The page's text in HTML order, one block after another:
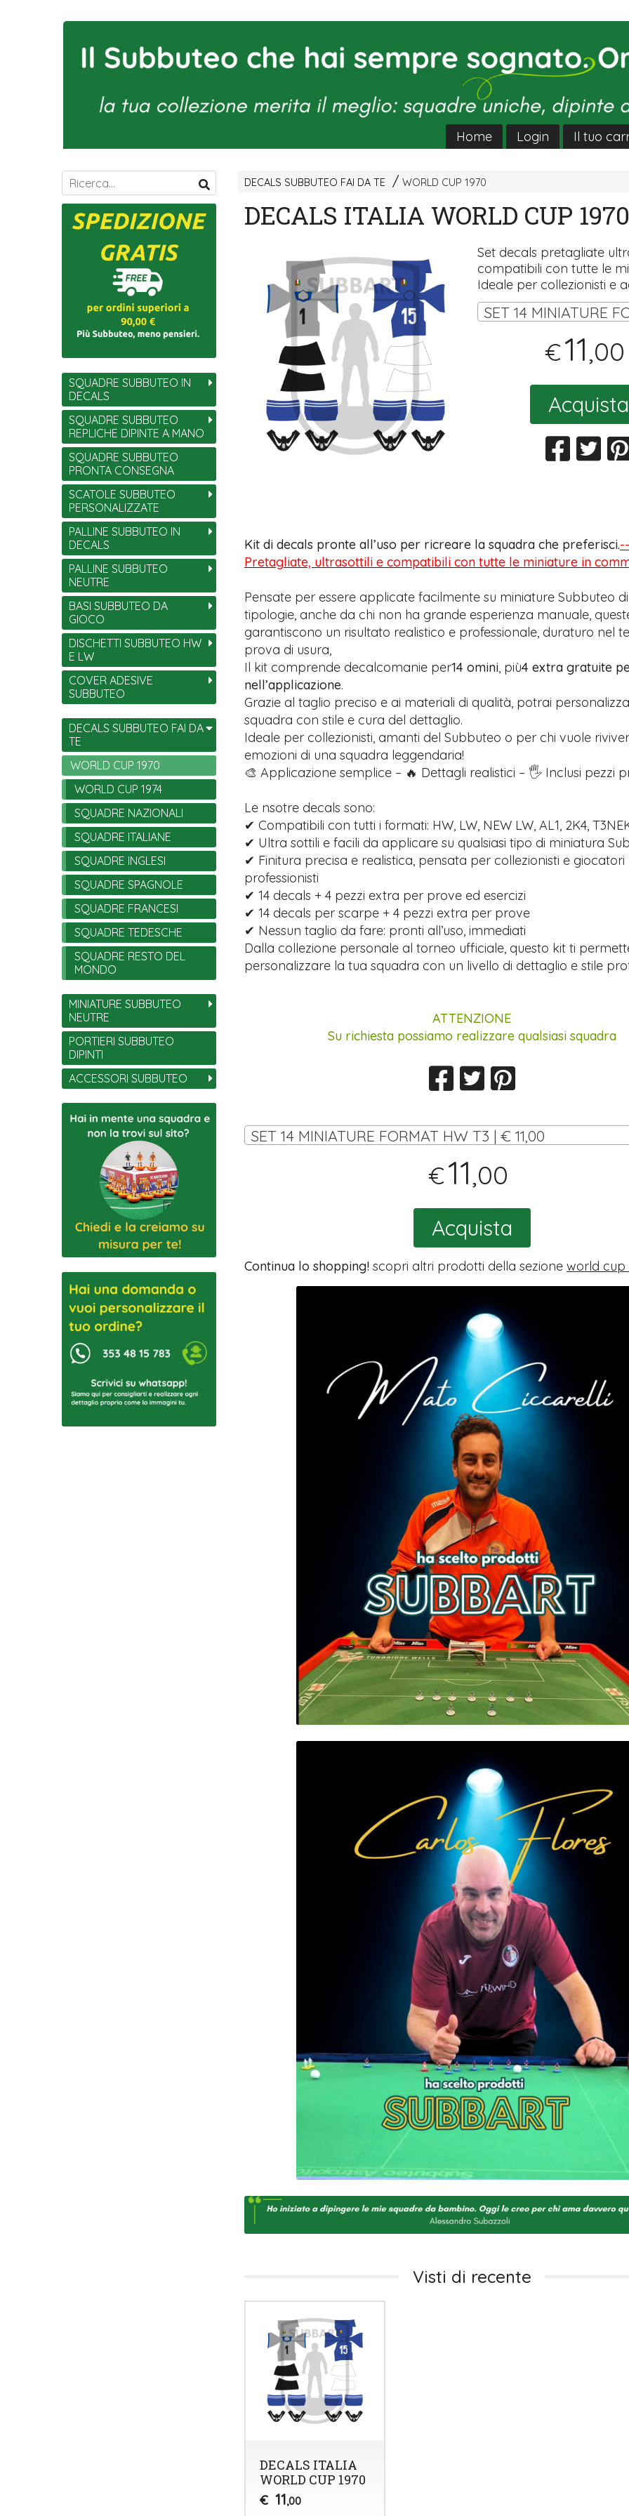
Home Login Il tuo
DECALS SUBBUTEO FAI DA TE WORLD CUP 1970
DECALS ITALIA WORLD CUP 1970
Set decals pretagliate
compatibili con tutte le
Ideale per collezionisti e
€11,00
Acquista
Kit di decals pronte all’uso per ricreare la squadra che preferisci.
Pretagliate, ultrasottili e compatibili con tutte le miniature in
Pensate per essere applicate facilmente su miniature Subbuteo
tipologie, anche da chi non ha grande esperienza manuale,
garantiscono un risultato realistico e professionale, duraturo nel
prova di usura,
Il kit comprende decalcomanie per14 omini, più4 extra gratuite
nell’applicazione.
Grazie al taglio preciso e ai materiali di qualità, potrai
squadra con stile e cura del dettaglio.
Ideale per collezionisti, amanti del Subbuteo o per chi vuole
emozioni di una squadra leggendaria!
🎨 Applicazione semplice – 🔥 Dettagli realistici – 🖐️ Inclusi pezzi
Le nsotre decals sono:
✔ Compatibili con tutti i formati: HW, LW, NEW LW, AL1, 2K4,
✔ Ultra sottili e facili da applicare su qualsiasi tipo di miniatura
✔ Finitura precisa e realistica, pensata per collezionisti e giocatori
professionisti
✔ 14 decals + 4 pezzi extra per prove ed esercizi
✔ 14 decals per scarpe + 4 pezzi extra per prove
✔ Nessun taglio da fare: pronti all’uso, immediati
Dalla collezione personale al torneo ufficiale, questo kit ti
personalizzare la tua squadra con un livello di dettaglio e stile
ATTENZIONE
Su richiesta possiamo realizzare qualsiasi squadra
SET 14 MINIATURE FORMAT HW T3 | € 11,00
€11,00
Acquista
Continua lo shopping!scopri altri prodotti della sezione world cup
Visti di recente
DECALS ITALIA
WORLD CUP 1970
€ 11,00
SQUADRE SUBBUTEO IN
DECALS
SQUADRE SUBBUTEO
REPLICHE DIPINTE A MANO
SQUADRE SUBBUTEO
PRONTA CONSEGNA
SCATOLE SUBBUTEO
PERSONALIZZATE
PALLINE SUBBUTEO IN
DECALS
PALLINE SUBBUTEO
NEUTRE
BASI SUBBUTEO DA
GIOCO
DISCHETTI SUBBUTEO HW
E LW
COVER ADESIVE
SUBBUTEO
DECALS SUBBUTEO FAI DA
TE
WORLD CUP 1970
WORLD CUP 1974
SQUADRE NAZIONALI
SQUADRE ITALIANE
SQUADRE INGLESI
SQUADRE SPAGNOLE
SQUADRE FRANCESI
SQUADRE TEDESCHE
SQUADRE RESTO DEL
MONDO
MINIATURE SUBBUTEO
NEUTRE
PORTIERI SUBBUTEO
DIPINTI
ACCESSORI SUBBUTEO